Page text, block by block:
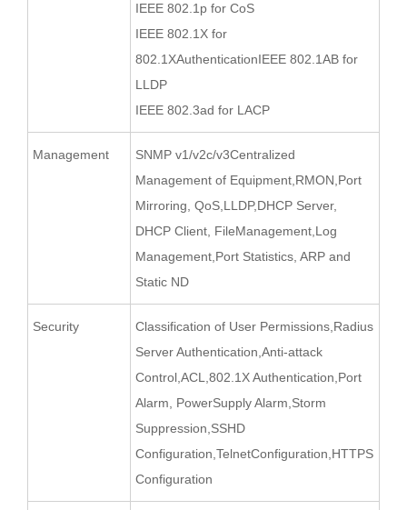
IEEE 802.1p for CoS
IEEE 802.1X for
802.1XAuthenticationIEEE 802.1AB for
LLDP
IEEE 802.3ad for LACP
Management
SNMP v1/v2c/v3Centralized
Management of Equipment,RMON,Port
Mirroring, QoS,LLDP,DHCP Server,
DHCP Client, FileManagement,Log
Management,Port Statistics, ARP and
Static ND
Security
Classification of User Permissions,Radius
Server Authentication,Anti-attack
Control,ACL,802.1X Authentication,Port
Alarm, PowerSupply Alarm,Storm
Suppression,SSHD
Configuration,TelnetConfiguration,HTTPS
Configuration